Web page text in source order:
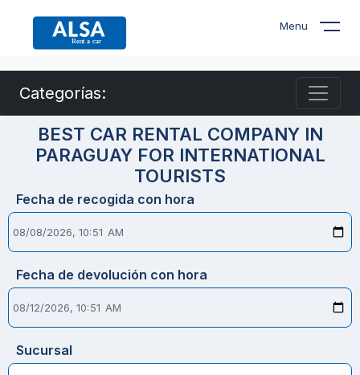
Menu
Categorías:
BEST CAR RENTAL COMPANY IN
PARAGUAY FOR INTERNATIONAL
TOURISTS
Fecha de recogida con hora
Fecha de devolución con hora
Sucursal